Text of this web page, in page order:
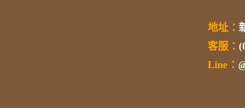
地址：
客服：
Line：